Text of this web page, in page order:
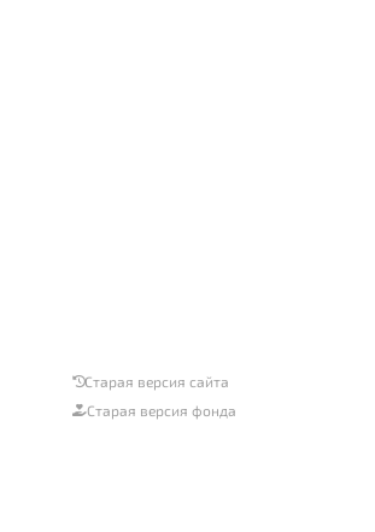
Старая версия сайта
Старая версия фонда